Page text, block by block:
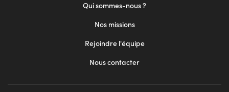
Qui sommes-nous ?
Nos missions
Rejoindre l'équipe
Nous contacter